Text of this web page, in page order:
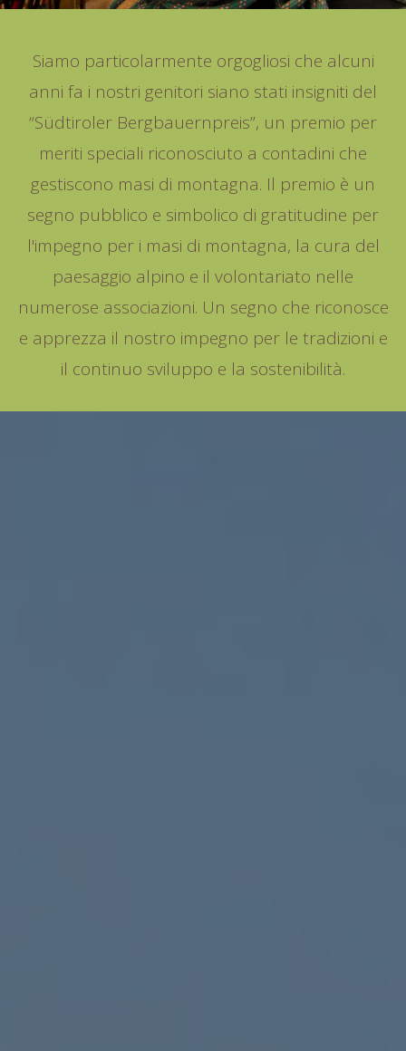
Siamo particolarmente orgogliosi che alcuni
anni fa i nostri genitori siano stati insigniti del
“Südtiroler Bergbauernpreis”, un premio per
meriti speciali riconosciuto a contadini che
gestiscono masi di montagna. Il premio è un
segno pubblico e simbolico di gratitudine per
l'impegno per i masi di montagna, la cura del
paesaggio alpino e il volontariato nelle
numerose associazioni. Un segno che riconosce
e apprezza il nostro impegno per le tradizioni e
il continuo sviluppo e la sostenibilità.